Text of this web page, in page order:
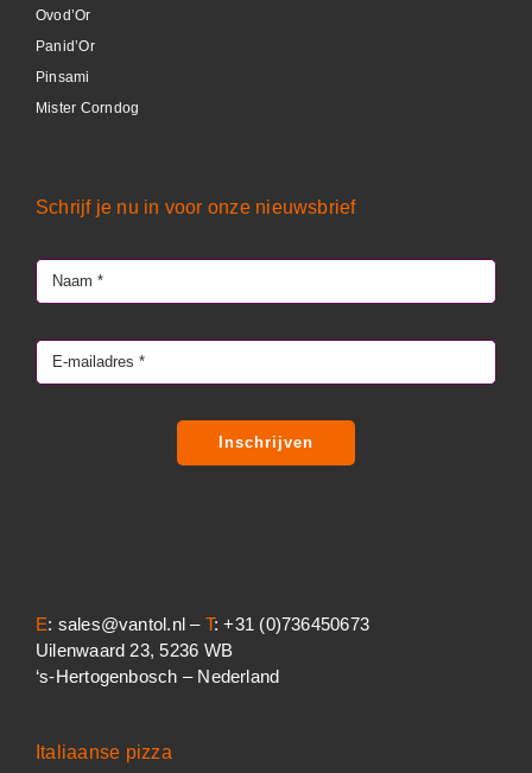
Ovod’Or
Panid’Or
Pinsami
Mister Corndog
Italiaanse pizza
Schrijf je nu in voor onze nieuwsbrief
Inschrijven
E: sales@vantol.nl – T: +31 (0)736450673
Uilenwaard 23, 5236 WB
‘s-Hertogenbosch – Nederland